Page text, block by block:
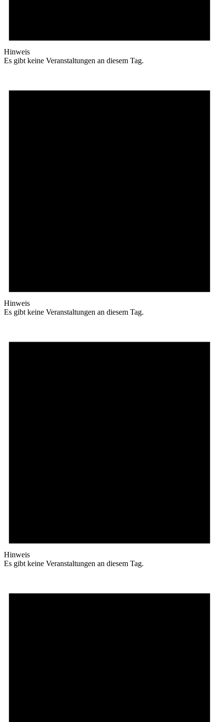
Hinweis
Es gibt keine Veranstaltungen an diesem Tag.
Hinweis
Es gibt keine Veranstaltungen an diesem Tag.
Hinweis
Es gibt keine Veranstaltungen an diesem Tag.